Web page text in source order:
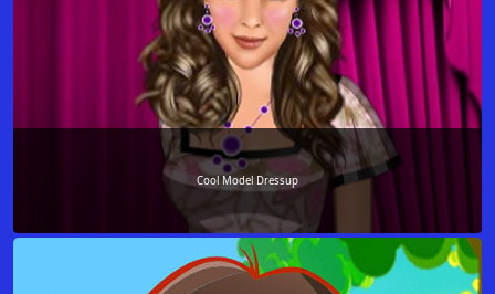
Cool Model Dressup